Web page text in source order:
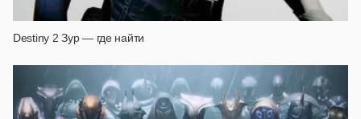
Destiny 2 Зур — где найти